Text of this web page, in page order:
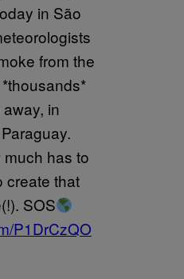
in São
from the
in
has to
create that
SOS
P1DrCzQO